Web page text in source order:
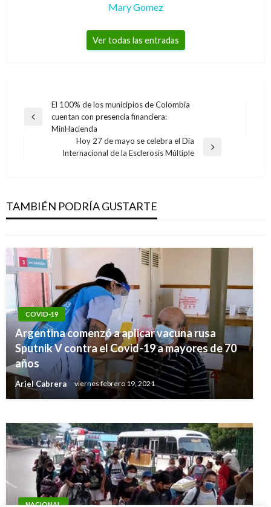
Mary Gomez
Ver todas las entradas
Navegación
de
Entrada
anterior
El 100% de los municipios de Colombia
cuentan con presencia financiera:
MinHacienda
Entrada
Hoy 27 de mayo se celebra el Día
Internacional de la Esclerosis Múltiple
TAMBIÉN PODRÍA GUSTARTE
investidura del senador Antanas Mockus
Iván Briceño miércoles agosto 7, 2019
COVID-19
Argentina comenzó a aplicar vacuna rusa
Sputnik V contra el Covid-19 a mayores de 70
años
Ariel Cabrera viernes febrero 19, 2021
NOTICIA EXTRAORDINARIA
Magistrado Malo notifica que no renuncia
Ariel Cabrera miércoles septiembre 13, 2017
NACIONAL